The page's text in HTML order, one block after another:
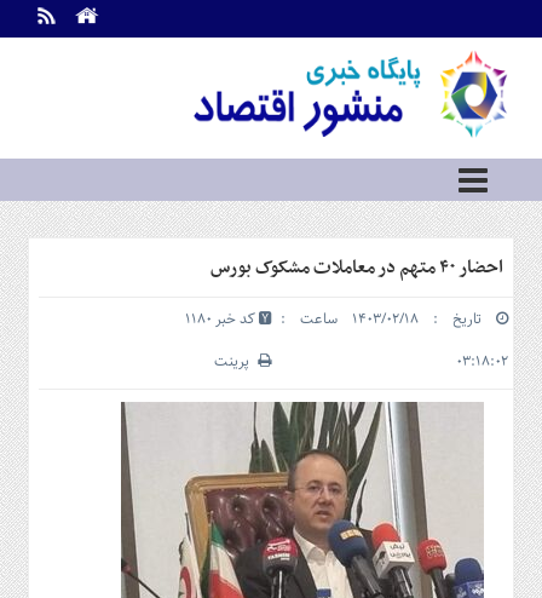
اطلاعات
تماس
ما
درباره
ما
سرویس
ها
بازار
سرمایه
و
بورس
و
شهری
گاز
و
احضار ۴۰ متهم در معاملات مشکوک بورس
تاریخ : ۱۴۰۳/۰۲/۱۸ ساعت :
۰۳:۱۸:۰۲
کد خبر 1180
پرینت